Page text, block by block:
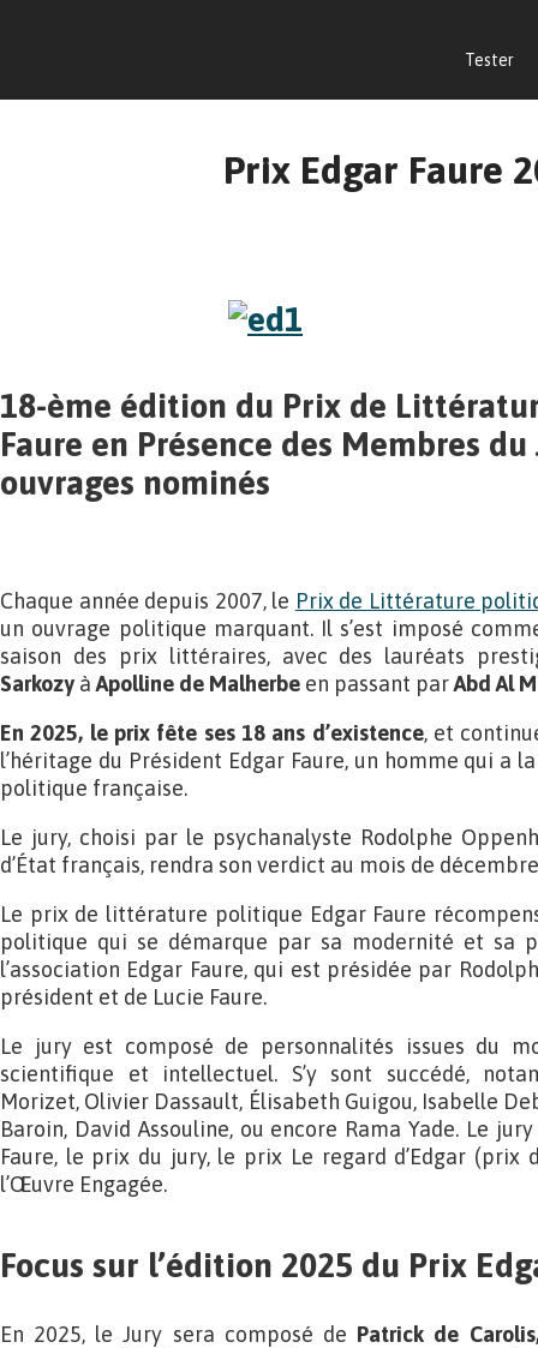
Tester
Prix Edgar Faure
18-ème édition du Prix de
Faure en Présence des Membres
ouvrages nominés
Chaque année depuis 2007, le Prix de Littérature
un ouvrage politique marquant. Il s’est imposé
saison des prix littéraires, avec des lauréats
Sarkozy àApolline de Malherbe en passant parAbd Al
En 2025, le prix fête ses 18 ans d’existence, et
l’héritage du Président Edgar Faure, un homme qui a
politique française.
Le jury, choisi par le psychanalyste Rodolphe
d’État français, rendra son verdict au mois de
Le prix de littérature politique Edgar Faure
politique qui se démarque par sa modernité et sa
l’association Edgar Faure, qui est présidée par
président et de Lucie Faure.
Le jury est composé de personnalités issues du
scientifique et intellectuel. S’y sont succédé,
Morizet, Olivier Dassault, Élisabeth Guigou, Isabelle
Baroin, David Assouline, ou encore Rama Yade. Le
Faure, le prix du jury, le prix Le regard d’Edgar (prix
l’Œuvre Engagée.
Focus sur l’édition 2025 du Prix
En 2025, le Jury sera composé de Patrick de